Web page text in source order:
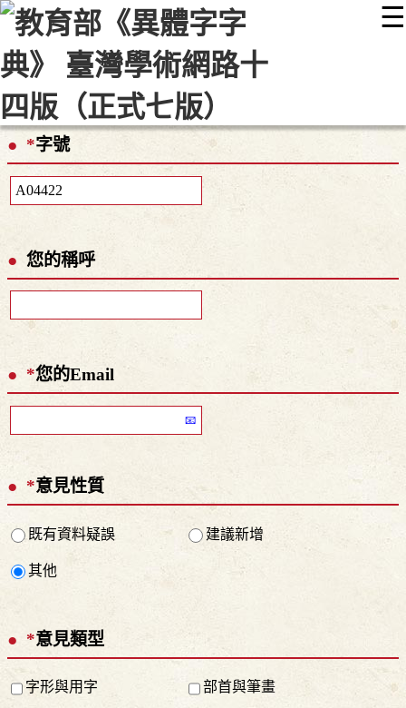
☰
::: 最新消息 常見問題 編輯說明
顯示模式
網站導覽
*字號
您的稱呼
*您的Email
*意見性質
既有資料疑誤 建議新增
其他
*意見類型
字形與用字 部首與筆畫